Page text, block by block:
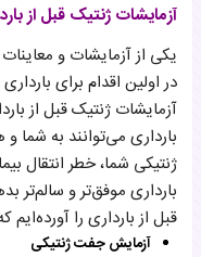
آزمایشات ژنتیک قبل از
یکی از آزمایشات و
در اولین اقدام برای
آزمایشات ژنتیک قبل از
بارداری می‌توانند به شما
ژنتیکی شما، خطر انتقال
بارداری موفق‌تر و سالم‌تر
قبل از بارداری را
آزمایش جفت ژنتیکی